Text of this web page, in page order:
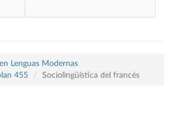
Lenguas Modernas
455
Sociolingüística del francés